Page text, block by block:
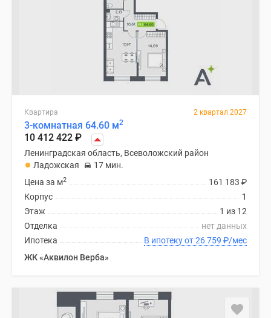
Квартира 2 квартал 2027
3-комнатная 64.60 м2
10 412 422 ₽
Ленинградская область, Всеволожский район
Ладожская
17 мин.
161 183 ₽
Цена за м2
1
Корпус
1 из 12
Этаж
нет данных
Отделка
В ипотеку от 26 759 ₽/мес
Ипотека
ЖК «Аквилон Верба»